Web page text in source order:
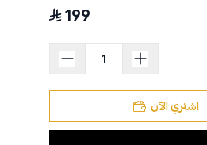
199
اشتري الآن